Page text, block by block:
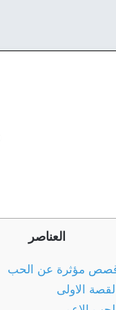
العناصر
مؤثرة عن الحب
الاولى